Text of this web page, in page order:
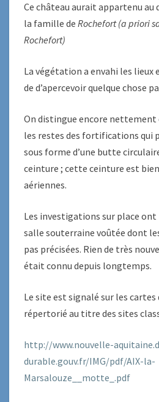
Ce château aurait appartenu au
la famille de Rochefort(a priori
Rochefort)
La végétation a envahi les lieux
de d’apercevoir quelque chose
On distingue encore nettement
les restes des fortifications qui
sous forme d’une butte
ceinture ; cette ceinture est
aériennes.
Les investigations sur place ont
salle souterraine voûtée dont
pas précisées. Rien de très
était connu depuis longtemps.
Le site est signalé sur les cartes
répertorié au titre des sites
http://www.nouvelle-
durable.gouv.fr/IMG/pdf/AIX-la-
Marsalouze__motte_.pdf